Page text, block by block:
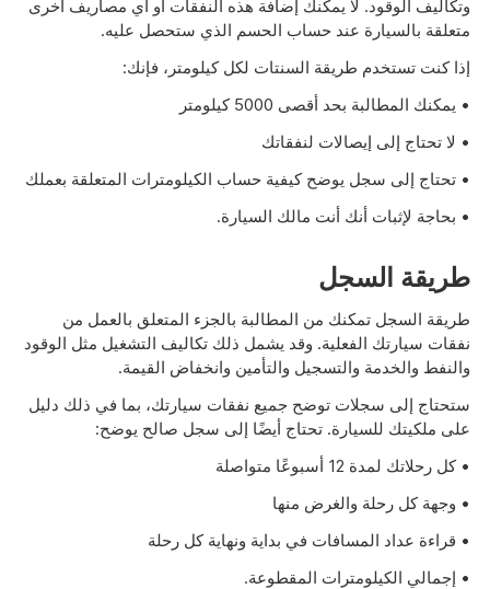
وتكاليف الوقود. لا يمكنك إضافة هذه النفقات أو أي مصاريف أخرى
متعلقة بالسيارة عند حساب الحسم الذي ستحصل عليه.
إذا كنت تستخدم طريقة السنتات لكل كيلومتر، فإنك:
• يمكنك المطالبة بحد أقصى 5000 كيلومتر
• لا تحتاج إلى إيصالات لنفقاتك
• تحتاج إلى سجل يوضح كيفية حساب الكيلومترات المتعلقة بعملك
• بحاجة لإثبات أنك أنت مالك السيارة.
طريقة السجل
طريقة السجل تمكنك من المطالبة بالجزء المتعلق بالعمل من
نفقات سيارتك الفعلية. وقد يشمل ذلك تكاليف التشغيل مثل الوقود
والنفط والخدمة والتسجيل والتأمين وانخفاض القيمة.
ستحتاج إلى سجلات توضح جميع نفقات سيارتك، بما في ذلك دليل
على ملكيتك للسيارة. تحتاج أيضًا إلى سجل صالح يوضح:
• كل رحلاتك لمدة 12 أسبوعًا متواصلة
• وجهة كل رحلة والغرض منها
• قراءة عداد المسافات في بداية ونهاية كل رحلة
• إجمالي الكيلومترات المقطوعة.